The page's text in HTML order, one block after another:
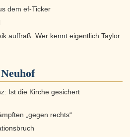
dem ef-Ticker
auffraß: Wer kennt eigentlich Taylor
Ist die Kirche gesichert
„gegen rechts“